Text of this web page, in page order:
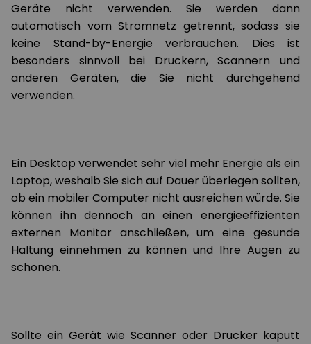
Geräte nicht verwenden. Sie werden dann
automatisch vom Stromnetz getrennt, sodass sie
keine Stand-by-Energie verbrauchen. Dies ist
besonders sinnvoll bei Druckern, Scannern und
anderen Geräten, die Sie nicht durchgehend
verwenden.
Ein Desktop verwendet sehr viel mehr Energie als ein
Laptop, weshalb Sie sich auf Dauer überlegen sollten,
ob ein mobiler Computer nicht ausreichen würde. Sie
können ihn dennoch an einen energieeffizienten
externen Monitor anschließen, um eine gesunde
Haltung einnehmen zu können und Ihre Augen zu
schonen.
Sollte ein Gerät wie Scanner oder Drucker kaputt